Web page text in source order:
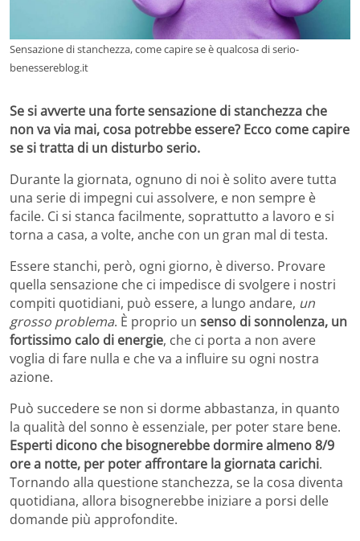
Sensazione di stanchezza, come capire se è qualcosa di serio-
benessereblog.it
Se si avverte una forte sensazione di stanchezza che
non va via mai, cosa potrebbe essere? Ecco come capire
se si tratta di un disturbo serio.
Durante la giornata, ognuno di noi è solito avere tutta
una serie di impegni cui assolvere, e non sempre è
facile. Ci si stanca facilmente, soprattutto a lavoro e si
torna a casa, a volte, anche con un gran mal di testa.
Essere stanchi, però, ogni giorno, è diverso. Provare
quella sensazione che ci impedisce di svolgere i nostri
compiti quotidiani, può essere, a lungo andare, un
grosso problema. È proprio un senso di sonnolenza, un
fortissimo calo di energie, che ci porta a non avere
voglia di fare nulla e che va a influire su ogni nostra
azione.
Può succedere se non si dorme abbastanza, in quanto
la qualità del sonno è essenziale, per poter stare bene.
Esperti dicono che bisognerebbe dormire almeno 8/9
ore a notte, per poter affrontare la giornata carichi.
Tornando alla questione stanchezza, se la cosa diventa
quotidiana, allora bisognerebbe iniziare a porsi delle
domande più approfondite.